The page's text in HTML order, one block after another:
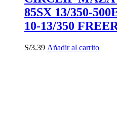
85SX 13/350-
10-13/350
S/3.39 Añadir al carrito